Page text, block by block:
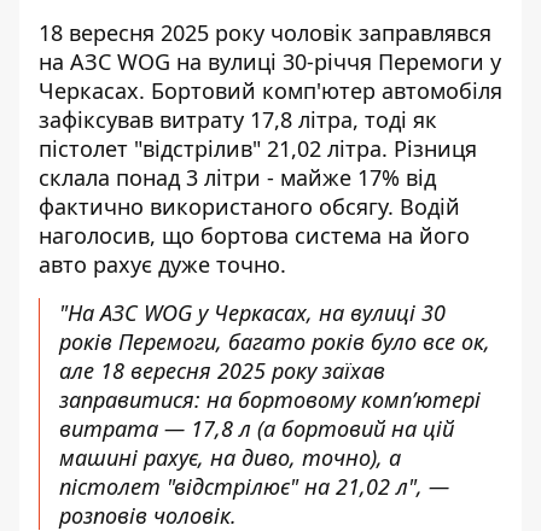
18 вересня 2025 року чоловік заправлявся
на АЗС WOG на вулиці 30-річчя Перемоги у
Черкасах. Бортовий комп'ютер автомобіля
зафіксував витрату 17,8 літра, тоді як
пістолет "відстрілив" 21,02 літра. Різниця
склала понад 3 літри - майже 17% від
фактично використаного обсягу. Водій
наголосив, що бортова система на його
авто рахує дуже точно.
"На АЗС WOG у Черкасах, на вулиці 30
років Перемоги, багато років було все ок,
але 18 вересня 2025 року заїхав
заправитися: на бортовому комп’ютері
витрата — 17,8 л (а бортовий на цій
машині рахує, на диво, точно), а
пістолет "відстрілює" на 21,02 л", —
розповів чоловік.